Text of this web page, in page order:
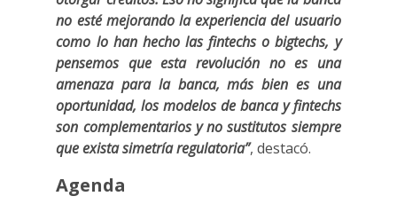
no esté mejorando la experiencia del usuario
como lo han hecho las fintechs o bigtechs, y
pensemos que esta revolución no es una
amenaza para la banca, más bien es una
oportunidad, los modelos de banca y fintechs
son complementarios y no sustitutos siempre
que exista simetría regulatoria”, destacó.
Agenda